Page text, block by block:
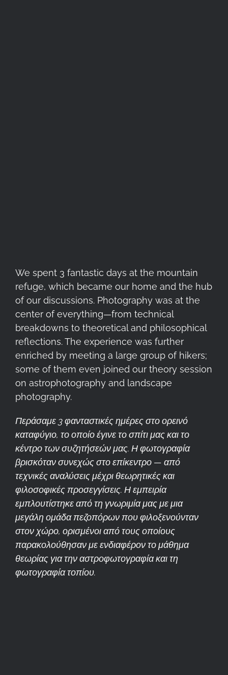
We spent 3 fantastic days at the mountain
refuge, which became our home and the hub
of our discussions. Photography was at the
center of everything—from technical
breakdowns to theoretical and philosophical
reflections. The experience was further
enriched by meeting a large group of hikers;
some of them even joined our theory session
on astrophotography and landscape
photography.
Περάσαμε 3 φανταστικές ημέρες στο ορεινό
καταφύγιο, το οποίο έγινε το σπίτι μας και το
κέντρο των συζητήσεών μας. Η φωτογραφία
βρισκόταν συνεχώς στο επίκεντρο — από
τεχνικές αναλύσεις μέχρι θεωρητικές και
φιλοσοφικές προσεγγίσεις. Η εμπειρία
εμπλουτίστηκε από τη γνωριμία μας με μια
μεγάλη ομάδα πεζοπόρων που φιλοξενούνταν
στον χώρο, ορισμένοι από τους οποίους
παρακολούθησαν με ενδιαφέρον το μάθημα
θεωρίας για την αστροφωτογραφία και τη
φωτογραφία τοπίου.